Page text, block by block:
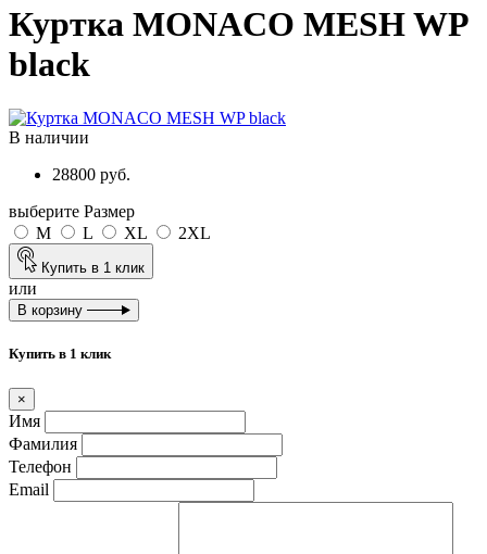
Куртка MONACO MESH WP
black
В наличии
28800 руб.
выберите Размер
M
L XL 2XL
Купить в 1 клик
или
В корзину
Купить в 1 клик
×
Имя
Фамилия
Телефон
Email